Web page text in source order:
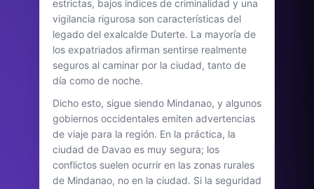
estrictas, bajos índices de criminalidad y una
vigilancia rigurosa son características del
legado del exalcalde Duterte. La mayoría de
los expatriados afirman sentirse realmente
seguros al caminar por la ciudad, tanto de
día como de noche.
Dicho esto, sigue siendo Mindanao, y algunos
gobiernos occidentales emiten advertencias
de viaje para la región. En la práctica, la
ciudad de Davao es muy segura; los
conflictos suelen ocurrir en las zonas rurales
de Mindanao, no en la ciudad. Si la seguridad